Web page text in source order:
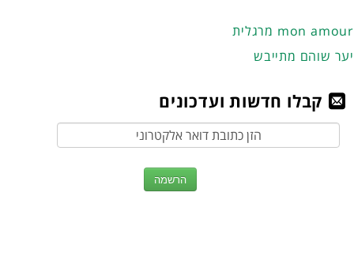
מרגלית mon amour
יער שוהם מתייבש
קבלו חדשות ועדכונים